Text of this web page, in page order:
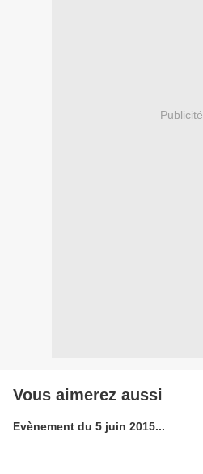
Publicité
Vous aimerez aussi
Evènement du 5 juin 2015...